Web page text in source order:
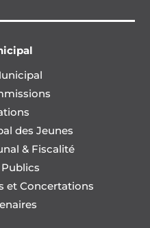
des Jeunes
& Fiscalité
et Concertations